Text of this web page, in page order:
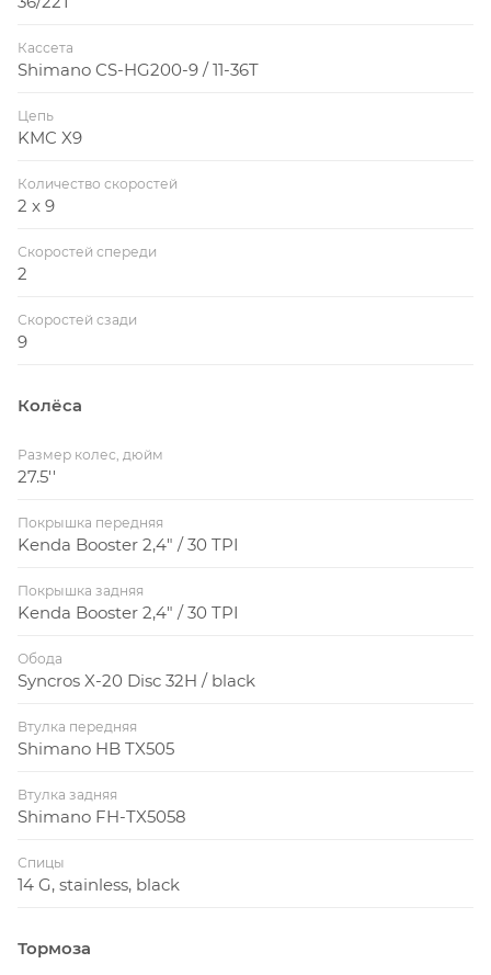
Кассета
Shimano CS-HG200-9 / 11-36T
Цепь
KMC X9
Количество скоростей
2 x 9
Скоростей спереди
2
Скоростей сзади
9
Колёса
Размер колес, дюйм
27.5''
Покрышка передняя
Kenda Booster 2,4" / 30 TPI
Покрышка задняя
Kenda Booster 2,4" / 30 TPI
Обода
Syncros X-20 Disc 32H / black
Втулка передняя
Shimano HB TX505
Втулка задняя
Shimano FH-TX5058
Спицы
14 G, stainless, black
Тормоза